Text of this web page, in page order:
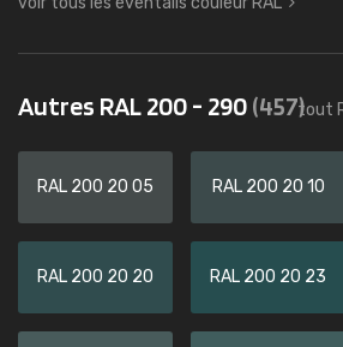
Autres RAL 200 - 290(457)tout
RAL 200 20 05 RAL 200 20 10
RAL 200 20 20 RAL 200 20 23